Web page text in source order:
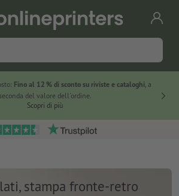
Fino al 12 % di sconto su riviste e cataloghi, a
seconda del valore dell'ordine.
Scopri di più
stampa fronte-retro